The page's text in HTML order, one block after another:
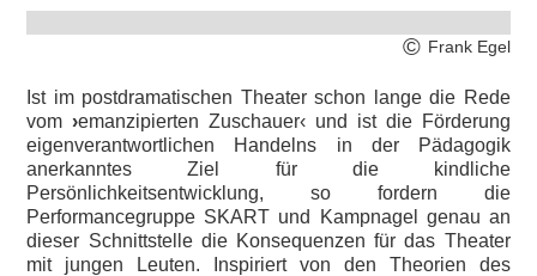
Frank Egel
©
Ist im postdramatischen Theater schon lange die Rede
vom›emanzipierten Zuschauer‹ und ist die Förderung
eigenverantwortlichen Handelns in der Pädagogik
anerkanntes Ziel für die kindliche
Persönlichkeitsentwicklung, so fordern die
Performancegruppe SKART und Kampnagel genau an
dieser Schnittstelle die Konsequenzen für das Theater
mit jungen Leuten. Inspiriert von den Theorien des